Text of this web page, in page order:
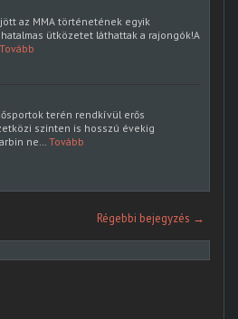
az MMA történetének egyik
ütközetet láthattak a rajongók!A
Tovább
terén rendkívül erős
szinten is hosszú évekig
ne… Tovább
Régebbi bejegyzés →